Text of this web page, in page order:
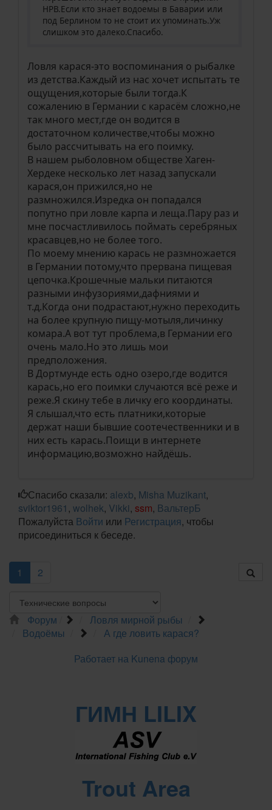
НРВ.Если кто знает водоемы в Баварии или
под Берлином то не стоит их упоминать.Уж
слишком это далеко.Спасибо.
Ловля карася-это воспоминания о рыбалке
из детства.Каждый из нас хочет испытать те
ощущения,которые были тогда.К
сожалению в Германии с карасём сложно,не
так много мест,где он водится в
достаточном количестве,чтобы можно
было рассчитывать на его поимку.
В нашем рыболовном обществе Хаген-
Хердеке несколько лет назад запускали
карася,он прижился,но не
размножился.Изредка он попадался
попутно при ловле карпа и леща.Пару раз и
мне посчастливилось поймать серебряных
красавцев,но не более того.
По моему мнению карась не размножается
в Германии потому,что прервана пищевая
цепочка.Крошечные мальки питаются
разными инфузориями,дафниями и
т.д.Когда они подрастают,нужно переходить
на более крупную пищу-мотыля,личинку
комара.А вот тут проблема,в Германии его
очень мало.Но это лишь мои
предположения.
В Дортмунде есть одно озеро,где водится
карась,но его поимки случаются всё реже и
реже.Я скину тебе в личку его координаты.
Я слышал,что есть платники,которые
держат наши бывшие соотечественники и в
них есть карась.Поищи в интернете
информацию,возможно найдёшь.
Спасибо сказали: alexb, Misha Muzikant,
sviktor1961 , wolhek, Vikki, ssm, ВальтерБ
Пожалуйста Войти или Регистрация, чтобы
присоединиться к беседе.
1 2
Форум
Ловля мирной рыбы
Водоёмы
А где ловить карася?
Работает на Kunena форум
ГИМН LILIX
Trout Area